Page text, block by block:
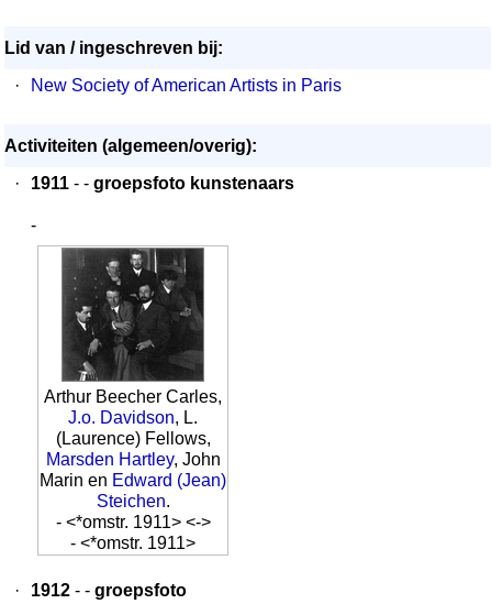
Lid van / ingeschreven bij:
·
New Society of American Artists in Paris
Activiteiten (algemeen/overig):
·
1911 - - groepsfoto kunstenaars
-
Arthur Beecher Carles,
J.o. Davidson, L.
(Laurence) Fellows,
Marsden Hartley, John
Marin en Edward (Jean)
Steichen.
- <*omstr. 1911> <->
- <*omstr. 1911>
· 1912 - - groepsfoto